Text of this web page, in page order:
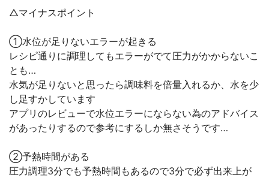
△マイナスポイント
①水位が足りないエラーが起きる
レシピ通りに調理してもエラーがでて圧力がかからないこ
とも…
水気が足りないと思ったら調味料を倍量入れるか、水を少
し足すかしています
アプリのレビューで水位エラーにならない為のアドバイス
があったりするので参考にするしか無さそうです…
②予熱時間がある
圧力調理3分でも予熱時間もあるので3分で必ず出来上が